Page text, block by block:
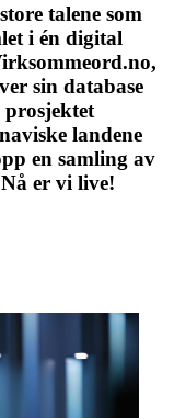
talene som
i én digital
sin database
prosjektet
landene
en samling av
er vi live!